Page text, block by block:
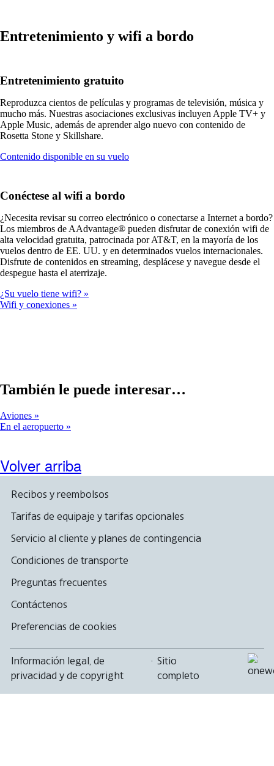
Entretenimiento y wifi a bordo
Entretenimiento gratuito
Reproduzca cientos de películas y programas de televisión, música y
mucho más. Nuestras asociaciones exclusivas incluyen Apple TV+ y
Apple Music, además de aprender algo nuevo con contenido de
Rosetta Stone y Skillshare.
Contenido disponible en su vueloAbre
nueva
que
quizá
no
cumpla
Conéctese al wifi a bordo
¿Necesita revisar su correo electrónico o conectarse a Internet a bordo?
Los miembros de AAdvantage® pueden disfrutar de conexión wifi de
alta velocidad gratuita, patrocinada por AT&T, en la mayoría de los
vuelos dentro de EE. UU. y en determinados vuelos internacionales.
Disfrute de contenidos en streaming, desplácese y navegue desde el
despegue hasta el aterrizaje.
¿Su vuelo tiene wifi?
Wifi y conexiones
También le puede interesar…
Aviones
En el aeropuerto
Volver arriba
Recibos y reembolsos
Tarifas de equipaje y tarifas opcionales
Servicio al cliente y planes de contingencia
Condiciones de transporte
Preguntas frecuentes
Contáctenos
Preferencias de cookies
Información legal, de
privacidad y de copyright
· Sitio
completo